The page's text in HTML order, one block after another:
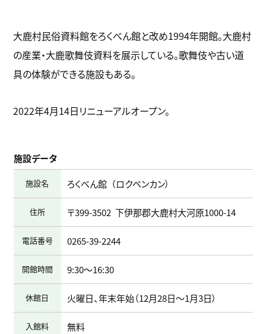
大鹿村民俗資料館をろくべん館と改め1994年開館。大鹿村
の産業・大鹿歌舞伎資料を展示している。歌舞伎や古い道
具の体験ができる施設もある。
2022年4月14日リニューアルオープン。
施設データ
施設名 ろくべん館 ロクベンカン
住所 〒399-3502 下伊那郡大鹿村大河原1000-14
電話番号 0265-39-2244
開館時間 9:30～16:30
休館日 火曜日、年末年始（12月28日～1月3日）
入館料 無料